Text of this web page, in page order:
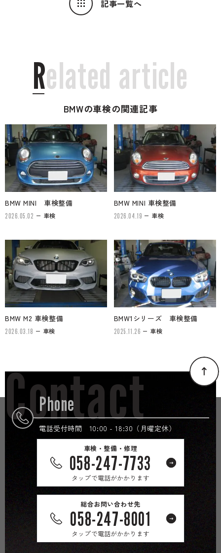
記事一覧へ
Related article
BMWの車検の関連記事
BMW MINI 車検整備
2026.05.02 車検
BMW MINI 車検整備
2026.04.19 車検
BMW M2 車検整備
2026.03.18 車検
BMW1シリーズ 車検整備
2025.11.26 車検
Phone
電話受付時間 10:00 - 18:30（月曜定休）
車検・整備・修理
058-247-7733
タップで電話がかかります
総合お問い合わせ先
058-247-8001
タップで電話がかかります
Contact